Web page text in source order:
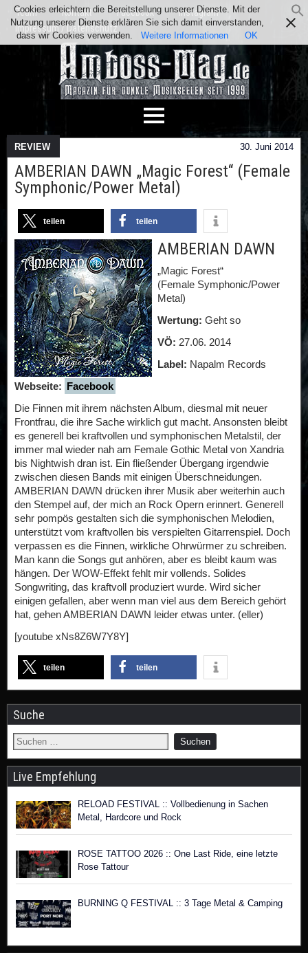
Team Kontakt Facebook
Instagram
Impressum / Datenschutz
REVIEW 30. Juni 2014
AMBERIAN DAWN „Magic Forest“ (Female
Symphonic/Power Metal)
teilen teilen
AMBERIAN DAWN
„Magic Forest“
(Female Symphonic/Power
Metal)
Wertung: Geht so
VÖ: 27.06. 2014
Label: Napalm Records
Webseite: Facebook
Die Finnen mit ihrem nächsten Album, diesmal mit neuer
Frontfrau, die ihre Sache wirklich gut macht. Ansonsten bleibt
es generell bei kraftvollen und symphonischen Metalstil, der
immer mal wieder nah am Female Gothic Metal von Xandria
bis Nightwish dran ist. Ein fließender Übergang irgendwie
zwischen diesen Bands mit einigen Überschneidungen.
AMBERIAN DAWN drücken ihrer Musik aber weiterhin auch
den Stempel auf, der mich an Rock Opern erinnert. Generell
sehr pompös gestalten sich die symphonischen Melodien,
unterstützt vom kraftvollen bis verspielten Gitarrenspiel. Doch
verpassen es die Finnen, wirkliche Ohrwürmer zu schreiben.
Man kann die Songs gut anhören, aber es bleibt kaum was
hängen. Der WOW-Effekt fehlt mir vollends. Solides
Songwriting, das kraftvoll produziert wurde. Wird sicher
einigen gefallen, aber wenn man viel aus dem Bereich gehört
hat, gehen AMBERIAN DAWN leider etwas unter. (eller)
[youtube xNs8Z6W7Y8Y]
teilen teilen
Suche
Live Empfehlung
RELOAD FESTIVAL :: Vollbedienung in Sachen
Metal, Hardcore und Rock
ROSE TATTOO 2026 :: One Last Ride, eine letzte
Rose Tattour
BURNING Q FESTIVAL :: 3 Tage Metal & Camping
Cookies erleichtern die Bereitstellung unserer Dienste. Mit der
Nutzung unserer Dienste erklären Sie sich damit einverstanden,
dass wir Cookies verwenden.
Weitere Informationen OK